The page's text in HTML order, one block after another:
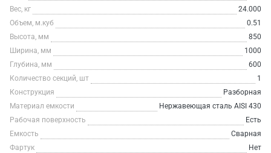
Вес, кг
24.000
Объем, м.куб
0.51
Высота, мм
850
Ширина, мм
1000
Глубина, мм
600
Количество секций, шт
1
Конструкция
Разборная
Материал емкости
Нержавеющая сталь AISI 430
Рабочая поверхность
Есть
Емкость
Сварная
Фартук
Нет